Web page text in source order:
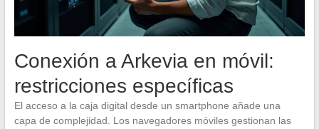
Conexión a Arkevia en móvil:
restricciones específicas
El acceso a la caja digital desde un smartphone añade una
capa de complejidad. Los navegadores móviles gestionan las